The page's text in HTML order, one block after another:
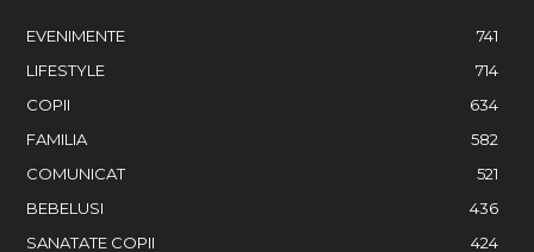
EVENIMENTE
741
LIFESTYLE
714
COPII
634
FAMILIA
582
COMUNICAT
521
BEBELUSI
436
SANATATE COPII
424